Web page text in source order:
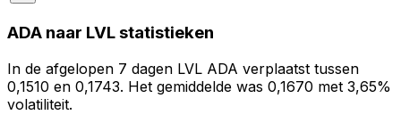
ADA naar LVL statistieken
In de afgelopen 7 dagen LVL ADA verplaatst tussen
0,1510 en 0,1743. Het gemiddelde was 0,1670 met 3,65%
volatiliteit.